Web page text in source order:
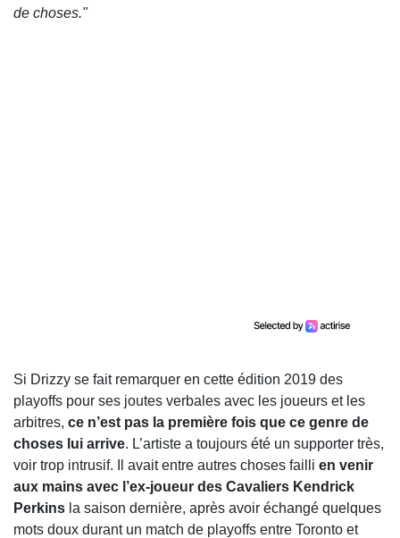
de choses."
Si Drizzy se fait remarquer en cette édition 2019 des
playoffs pour ses joutes verbales avec les joueurs et les
arbitres, ce n’est pas la première fois que ce genre de
choses lui arrive. L’artiste a toujours été un supporter très,
voir trop intrusif. Il avait entre autres choses failli en venir
aux mains avec l’ex-joueur des Cavaliers Kendrick
Perkins la saison dernière, après avoir échangé quelques
mots doux durant un match de playoffs entre Toronto et